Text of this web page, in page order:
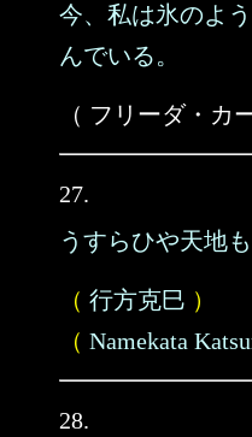
今、私は氷のよ
んでいる。
（ フリーダ・カ
27.
うすらひや天地
（ 行方克巳 ）
（ Namekata
28.